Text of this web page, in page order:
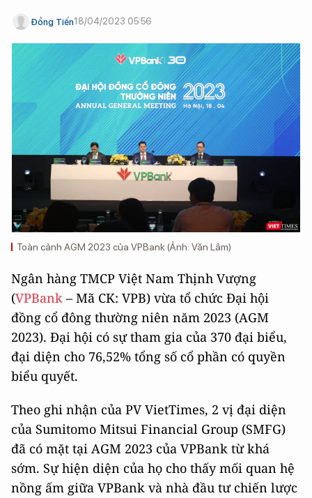
Đồng Tiến18/04/2023 05:56
Toàn cảnh AGM 2023 của VPBank (Ảnh: Văn Lâm)
Ngân hàng TMCP Việt Nam Thịnh Vượng
(VPBank – Mã CK: VPB) vừa tổ chức Đại hội
đồng cổ đông thường niên năm 2023 (AGM
2023). Đại hội có sự tham gia của 370 đại biểu,
đại diện cho 76,52% tổng số cổ phần có quyền
biểu quyết.
Theo ghi nhận của PV VietTimes, 2 vị đại diện
của Sumitomo Mitsui Financial Group (SMFG)
đã có mặt tại AGM 2023 của VPBank từ khá
sớm. Sự hiện diện của họ cho thấy mối quan hệ
nồng ấm giữa VPBank và nhà đầu tư chiến lược